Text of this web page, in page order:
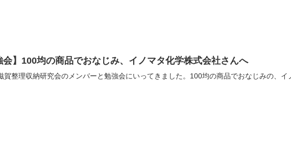
会】100均の商品でおなじみ、イノマタ化学株式会社さんへ
賀整理収納研究会のメンバーと勉強会にいってきました。100均の商品でおなじみの、イ